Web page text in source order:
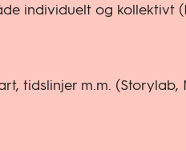
individuelt og kollektivt
tidslinjer m.m.